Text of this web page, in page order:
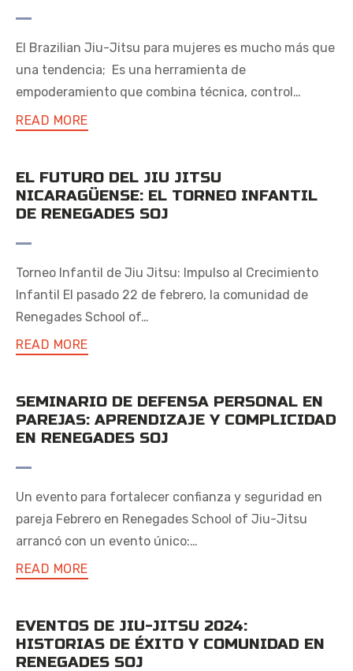
El Brazilian Jiu-Jitsu para mujeres es mucho más que
una tendencia; Es una herramienta de
empoderamiento que combina técnica, control…
READ MORE
EL FUTURO DEL JIU JITSU
NICARAGÜENSE: EL TORNEO INFANTIL
DE RENEGADES SOJ
Torneo Infantil de Jiu Jitsu: Impulso al Crecimiento
Infantil El pasado 22 de febrero, la comunidad de
Renegades School of…
READ MORE
SEMINARIO DE DEFENSA PERSONAL EN
PAREJAS: APRENDIZAJE Y COMPLICIDAD
EN RENEGADES SOJ
Un evento para fortalecer confianza y seguridad en
pareja Febrero en Renegades School of Jiu-Jitsu
arrancó con un evento único:…
READ MORE
EVENTOS DE JIU-JITSU 2024:
HISTORIAS DE ÉXITO Y COMUNIDAD EN
RENEGADES SOJ